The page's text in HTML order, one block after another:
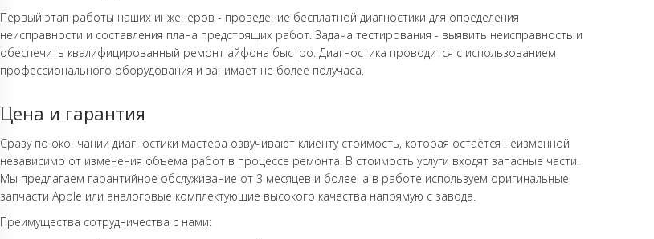
Первый этап работы наших инженеров - проведение бесплатной диагностики для определения
неисправности и составления плана предстоящих работ. Задача тестирования - выявить неисправность и
обеспечить квалифицированный ремонт айфона быстро. Диагностика проводится с использованием
профессионального оборудования и занимает не более получаса.
Цена и гарантия
Сразу по окончании диагностики мастера озвучивают клиенту стоимость, которая остаётся неизменной
независимо от изменения объема работ в процессе ремонта. В стоимость услуги входят запасные части.
Мы предлагаем гарантийное обслуживание от 3 месяцев и более, а в работе используем оригинальные
запчасти Apple или аналоговые комплектующие высокого качества напрямую с завода.
Преимущества сотрудничества с нами: